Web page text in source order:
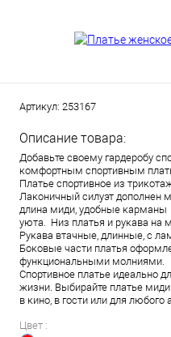
Артикул: 253167
Описание товара:
Добавьте своему гардеробу
комфортным спортивным
Платье спортивное из
Лаконичный силуэт дополнен
длина миди, удобные карманы
уюта. Низ платья и рукава на
Рукава втачные, длинные, с
Боковые части платья
функциональными молниями.
Спортивное платье идеально
жизни. Выбирайте платье
в кино, в гости или для любого
Цвет :